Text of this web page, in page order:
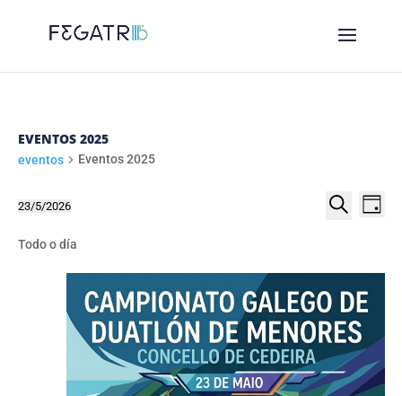
EVENTOS 2025
eventos Eventos 2025
EVENTOS
FOR
23
MAIO
2026
E
DE
DE
DE
Day
23/5/2026
date.
Todo o día